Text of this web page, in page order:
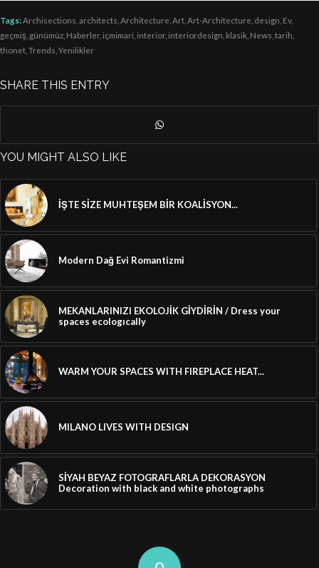
Tags:Archisections architects Architecture Art Art-Architecture design Ev,
geçmiş günümüz Haberler, içmimari interior, interiordesign klasik News tarih
thonet Trends Yenilikler
SHARE THIS ENTRY
YOU MIGHT ALSO LIKE
İŞTE SİZE MUHTEŞEM BİR KOALİSYON...
Modern Dağ Evi Romantizmi
MEKANLARINIZI EKOLOJİK GİYDİRİN / Dress your
spaces ecologıcally
WARM YOUR SPACES WITH FIREPLACE HEAT...
MILANO LIVES WITH DESIGN
SİYAH BEYAZ FOTOGRAFLARLA DEKORASYON
Decoration with black and white photographs